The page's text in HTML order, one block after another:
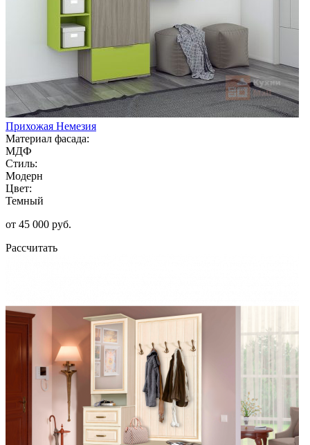
Прихожая Немезия
Материал фасада:
МДФ
Стиль:
Модерн
Цвет:
Темный
от 45 000 руб.
Рассчитать